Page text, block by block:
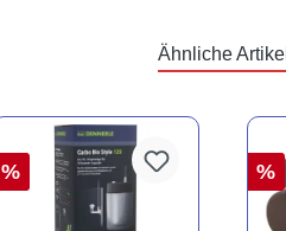
Ähnliche Artikel
% %